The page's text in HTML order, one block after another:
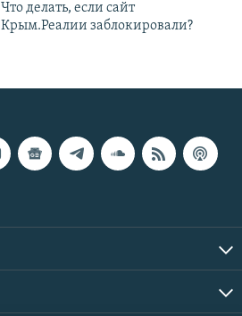
Что делать, если сайт
Крым.Реалии заблокировали?